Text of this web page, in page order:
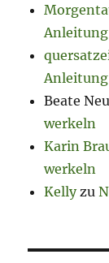
Beate
werkeln
Karin
werkeln
Kellyzu